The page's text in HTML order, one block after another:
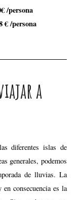
Sin embargo, es
Agosto por ser la
y los precios se
«temporada seca»
alguien que no lo
y en Bali).